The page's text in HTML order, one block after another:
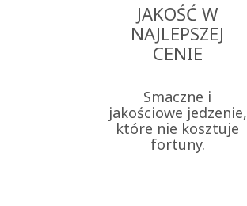
JAKOŚĆ W
NAJLEPSZEJ
CENIE
Smaczne i
jakościowe jedzenie,
które nie kosztuje
fortuny.